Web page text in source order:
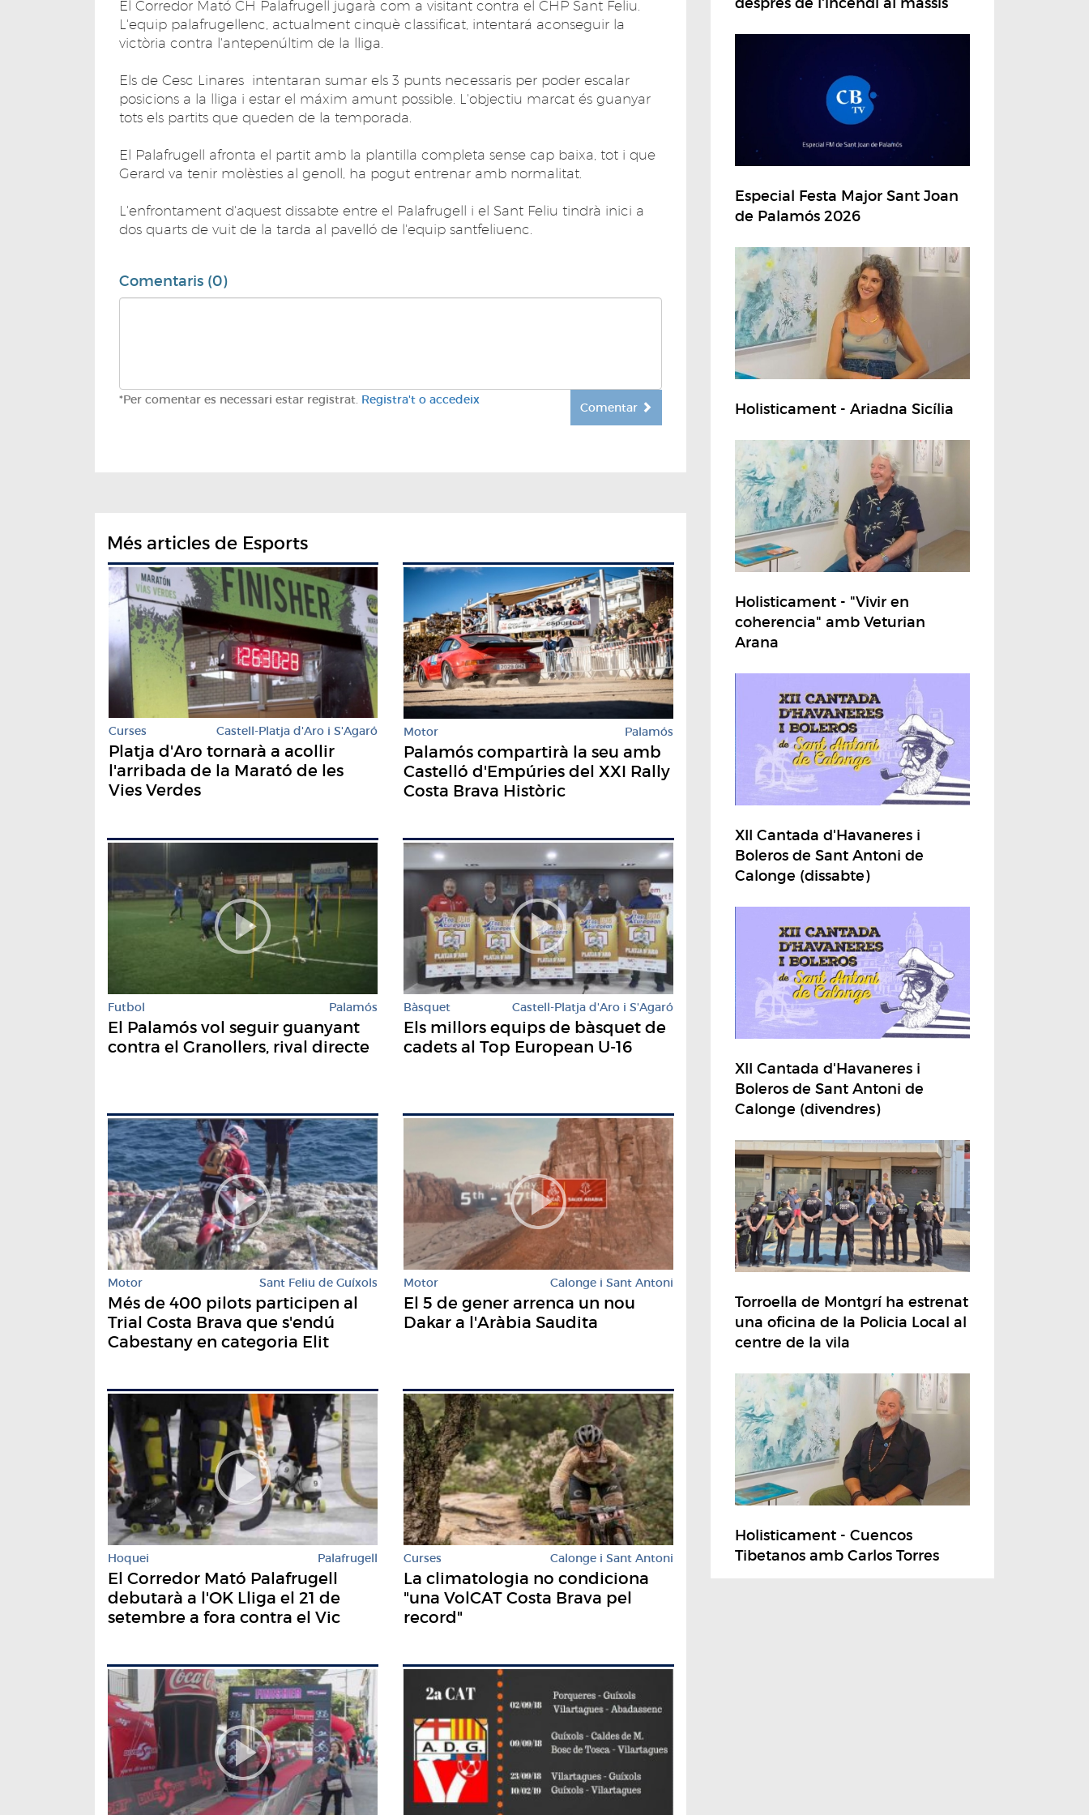
El Corredor Mató CH Palafrugell jugarà com a visitant contra el CHP Sant Feliu.
L'equip palafrugellenc, actualment cinquè classificat, intentará aconseguir la
victòria contra l'antepenúltim de la lliga.
Els de Cesc Linares intentaran sumar els 3 punts necessaris per poder escalar
posicions a la lliga i estar el máxim amunt possible. L'objectiu marcat és guanyar
tots els partits que queden de la temporada.
El Palafrugell afronta el partit amb la plantilla completa sense cap baixa, tot i que
Gerard va tenir molèsties al genoll, ha pogut entrenar amb normalitat.
L'enfrontament d'aquest dissabte entre el Palafrugell i el Sant Feliu tindrà inici a
dos quarts de vuit de la tarda al pavelló de l'equip santfeliuenc.
Comentaris (0)
*Per comentar es necessari estar registrat. Registra't o accedeix
Comentar
Més articles de Esports
Curses Castell-Platja d'Aro i S'Agaró
Platja d'Aro tornarà a acollir
l'arribada de la Marató de les
Vies Verdes
Motor Palamós
Palamós compartirà la seu amb
Castelló d'Empúries del XXI Rally
Costa Brava Històric
Futbol Palamós
El Palamós vol seguir guanyant
contra el Granollers, rival directe
Bàsquet Castell-Platja d'Aro i S'Agaró
Els millors equips de bàsquet de
cadets al Top European U-16
Motor Sant Feliu de Guíxols
Més de 400 pilots participen al
Trial Costa Brava que s'endú
Cabestany en categoria Elit
Motor Calonge i Sant Antoni
El 5 de gener arrenca un nou
Dakar a l'Aràbia Saudita
Hoquei Palafrugell
El Corredor Mató Palafrugell
debutarà a l'OK Lliga el 21 de
setembre a fora contra el Vic
Curses Calonge i Sant Antoni
La climatologia no condiciona
"una VolCAT Costa Brava pel
record"
Especial Festa Major Sant Joan
de Palamós 2026
Holisticament - Ariadna Sicília
Holisticament - "Vivir en
coherencia" amb Veturian
Arana
XII Cantada d'Havaneres i
Boleros de Sant Antoni de
Calonge (dissabte)
XII Cantada d'Havaneres i
Boleros de Sant Antoni de
Calonge (divendres)
Torroella de Montgrí ha estrenat
una oficina de la Policia Local al
centre de la vila
Holisticament - Cuencos
Tibetanos amb Carlos Torres